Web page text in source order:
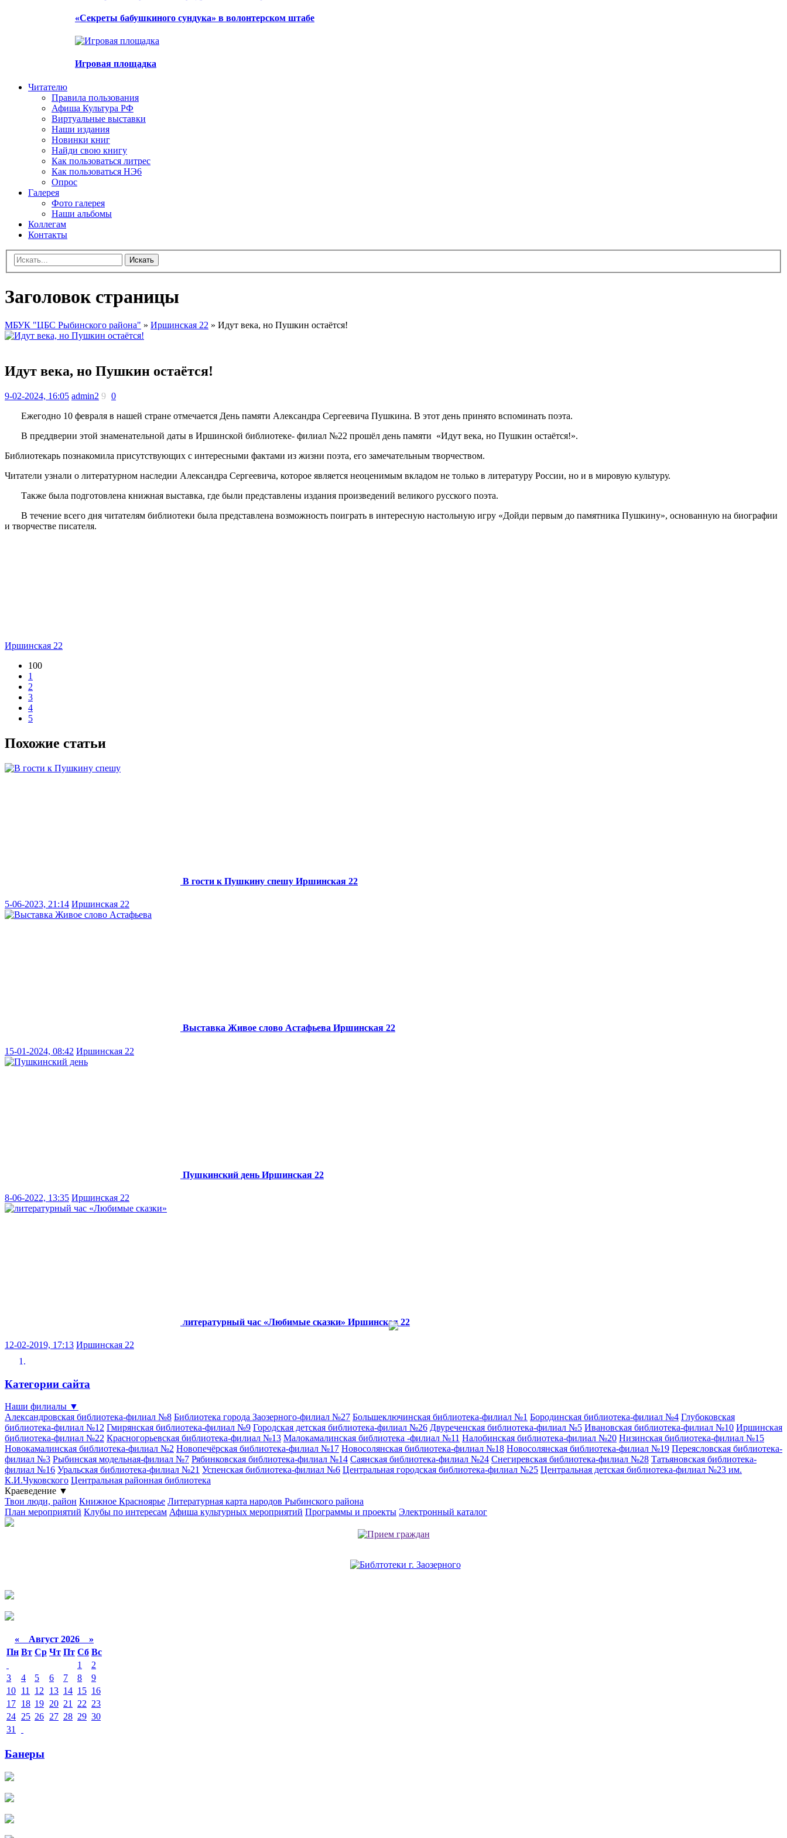
«Секреты бабушкиного сундука» в волонтерском штабе
Игровая площадка
Читателю
Правила пользования
Афиша Культура РФ
Виртуальные выставки
Наши издания
Новинки книг
Найди свою книгу
Как пользоваться литрес
Как пользоваться НЭ6
Опрос
Галерея
Фото галерея
Наши альбомы
Коллегам
Контакты
Искать
Заголовок страницы
МБУК "ЦБС Рыбинского района" » Иршинская 22 » Идут века, но Пушкин остаётся!
Идут века, но Пушкин остаётся!
9-02-2024, 16:05 admin2 9 0
Ежегодно 10 февраля в нашей стране отмечается День памяти Александра Сергеевича Пушкина. В этот день принято вспоминать поэта.
В преддверии этой знаменательной даты в Иршинской библиотеке- филиал №22 прошёл день памяти «Идут века, но Пушкин остаётся!».
Библиотекарь познакомила присутствующих с интересными фактами из жизни поэта, его замечательным творчеством.
Читатели узнали о литературном наследии Александра Сергеевича, которое является неоценимым вкладом не только в литературу России, но и в мировую культуру.
Также была подготовлена книжная выставка, где были представлены издания произведений великого русского поэта.
В течение всего дня читателям библиотеки была представлена возможность поиграть в интересную настольную игру «Дойди первым до памятника Пушкину», основанную на биографии
и творчестве писателя.
Иршинская 22
100
1
2
3
4
5
Похожие статьи
В гости к Пушкину спешу Иршинская 22
5-06-2023, 21:14 Иршинская 22
Выставка Живое слово Астафьева Иршинская 22
15-01-2024, 08:42 Иршинская 22
Пушкинский день Иршинская 22
8-06-2022, 13:35 Иршинская 22
литературный час «Любимые сказки» Иршинская 22
12-02-2019, 17:13 Иршинская 22
Категории сайта
Наши филиалы ▼
Александровская библиотека-филиал №8 Библиотека города Заозерного-филиал №27 Большеключинская библиотека-филиал №1 Бородинская библиотека-филиал №4 Глубоковская
библиотека-филиал №12 Гмирянская библиотека-филиал №9 Городская детская библиотека-филиал №26 Двуреченская библиотека-филиал №5 Ивановская библиотека-филиал №10 Иршинская
библиотека-филиал №22 Красногорьевская библиотека-филиал №13 Малокамалинская библиотека -филиал №11 Налобинская библиотека-филиал №20 Низинская библиотека-филиал №15
Новокамалинская библиотека-филиал №2 Новопечёрская библиотека-филиал №17 Новосолянская библиотека-филиал №18 Новосолянская библиотека-филиал №19 Переясловская библиотека-
филиал №3 Рыбинская модельная-филиал №7 Рябинковская библиотека-филиал №14 Саянская библиотека-филиал №24 Снегиревская библиотека-филиал №28 Татьяновская библиотека-
филиал №16 Уральская библиотека-филиал №21 Успенская библиотека-филиал №6 Центральная городская библиотека-филиал №25 Центральная детская библиотека-филиал №23 им.
К.И.Чуковского Центральная районная библиотека
Краеведение ▼
Твои люди, район Книжное Красноярье Литературная карта народов Рыбинского района
План мероприятий Клубы по интересам Афиша культурных мероприятий Программы и проекты Электронный каталог
« Август 2026 »
Пн Вт Ср Чт Пт Сб Вс
1
2
3
4 5 6 7 8
9
10 11 12 13 14 15 16
17 18 19 20 21 22 23
24 25 26 27 28 29 30
31
Банеры